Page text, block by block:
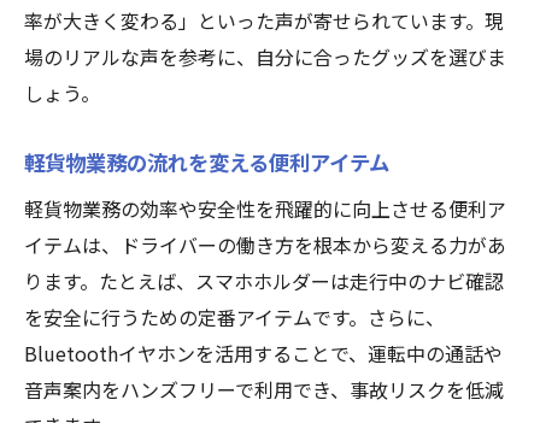
率が大きく変わる」といった声が寄せられています。現
場のリアルな声を参考に、自分に合ったグッズを選びま
しょう。
軽貨物業務の流れを変える便利アイテム
軽貨物業務の効率や安全性を飛躍的に向上させる便利ア
イテムは、ドライバーの働き方を根本から変える力があ
ります。たとえば、スマホホルダーは走行中のナビ確認
を安全に行うための定番アイテムです。さらに、
Bluetoothイヤホンを活用することで、運転中の通話や
音声案内をハンズフリーで利用でき、事故リスクを低減